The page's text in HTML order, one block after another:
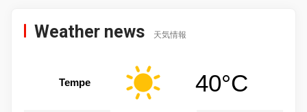
Weather news 天気情報
Tempe 40°C